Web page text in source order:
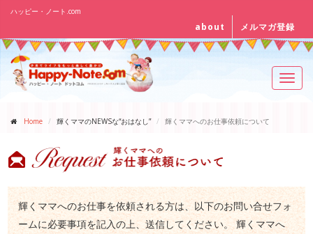
ハッピー・ノート.com
about メルマガ登録
Home 輝くママのNEWSな“おはなし” 輝くママへのお仕事依頼について
輝くママへのお仕事を依頼される方は、以下のお問い合せフォ
ームに必要事項を記入の上、送信してください。 輝くママへ